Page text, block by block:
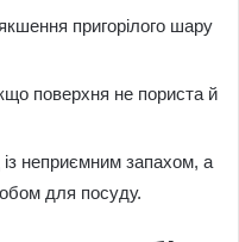
пригорілого шару
поверхня не пориста й
неприємним запахом, а
для посуду.